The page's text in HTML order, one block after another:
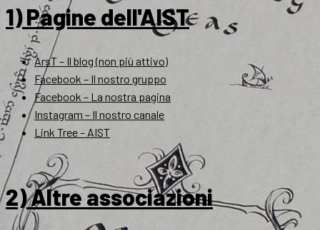
1) Pagine dell'AIST
ArsT – Il blog (non più attivo)
Facebook – Il nostro gruppo
Facebook – La nostra pagina
Instagram – Il nostro canale
Link Tree – AIST
2) Altre associazioni